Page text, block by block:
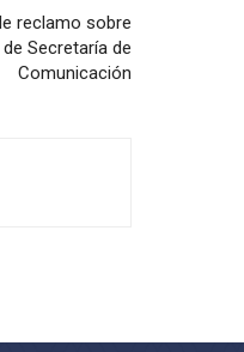
reclamo sobre
Secretaría de
Comunicación